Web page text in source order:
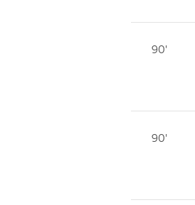
90'
90'